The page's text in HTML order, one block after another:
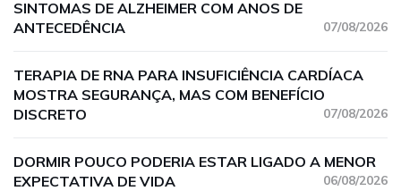
SINTOMAS DE ALZHEIMER COM ANOS DE
ANTECEDÊNCIA
07/08/2026
TERAPIA DE RNA PARA INSUFICIÊNCIA CARDÍACA
MOSTRA SEGURANÇA, MAS COM BENEFÍCIO
DISCRETO
07/08/2026
DORMIR POUCO PODERIA ESTAR LIGADO A MENOR
EXPECTATIVA DE VIDA
06/08/2026